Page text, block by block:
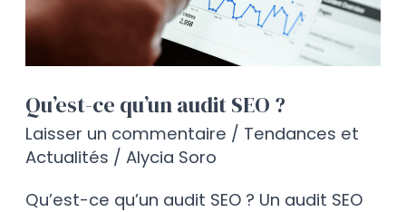
Qu’est-ce qu’un audit SEO ?​
Laisser un commentaire / Tendances et
Actualités /Alycia Soro
Qu’est-ce qu’un audit SEO ? Un audit SEO